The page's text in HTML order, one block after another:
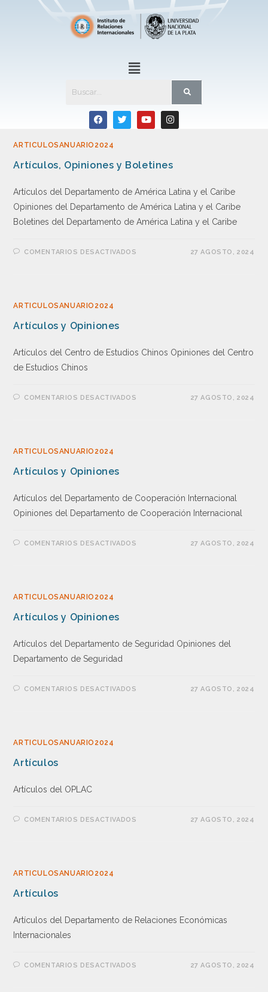
ARTICULOSANUARIO2024
Artículos, Opiniones y Boletines
Artículos del Departamento de América Latina y el Caribe
Opiniones del Departamento de América Latina y el Caribe
Boletines del Departamento de América Latina y el Caribe
COMENTARIOS DESACTIVADOS 27 AGOSTO, 2024
ARTICULOSANUARIO2024
Artículos y Opiniones
Artículos del Centro de Estudios Chinos Opiniones del Centro
de Estudios Chinos
COMENTARIOS DESACTIVADOS 27 AGOSTO, 2024
ARTICULOSANUARIO2024
Artículos y Opiniones
Artículos del Departamento de Cooperación Internacional
Opiniones del Departamento de Cooperación Internacional
COMENTARIOS DESACTIVADOS 27 AGOSTO, 2024
ARTICULOSANUARIO2024
Artículos y Opiniones
Artículos del Departamento de Seguridad Opiniones del
Departamento de Seguridad
COMENTARIOS DESACTIVADOS 27 AGOSTO, 2024
ARTICULOSANUARIO2024
Artículos
Artículos del OPLAC
COMENTARIOS DESACTIVADOS 27 AGOSTO, 2024
ARTICULOSANUARIO2024
Artículos
Artículos del Departamento de Relaciones Económicas
Internacionales
COMENTARIOS DESACTIVADOS 27 AGOSTO, 2024